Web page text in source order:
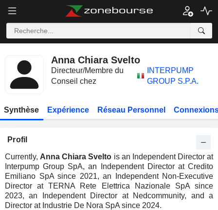
Anna Chiara Svelto
Directeur/Membre du
Conseil chez
INTERPUMP
GROUP S.P.A.
Synthèse Expérience Réseau Personnel
Profil
Currently, Anna Chiara Svelto is an Independent Director at
Interpump Group SpA, an Independent Director at Credito
Emiliano SpA since 2021, an Independent Non-Executive
Director at TERNA Rete Elettrica Nazionale SpA since
2023, an Independent Director at Nedcommunity, and a
Director at Industrie De Nora SpA since 2024.